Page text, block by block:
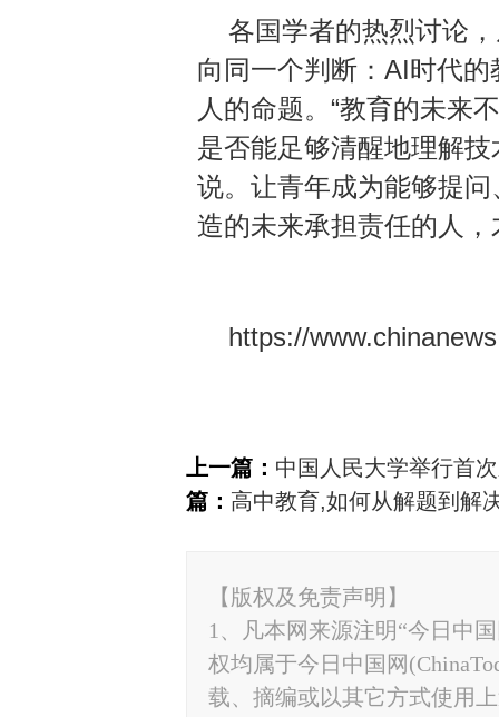
各国学者的热烈讨论
向同一个判断：AI时代
人的命题。“教育的未来
是否能足够清醒地理解
说。让青年成为能够提
造的未来承担责任的人
https://
上一篇： 中国人民大学举行首
篇： 高中教育,如何从解题到解
【版权及免责声明】
1、凡本网来源注明“今日中
权均属于今日中国网
载、摘编或以其它方式使用